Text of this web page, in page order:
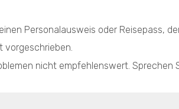
Personalausweis oder Reisepass,
vorgeschrieben.
nicht empfehlenswert. Sprechen